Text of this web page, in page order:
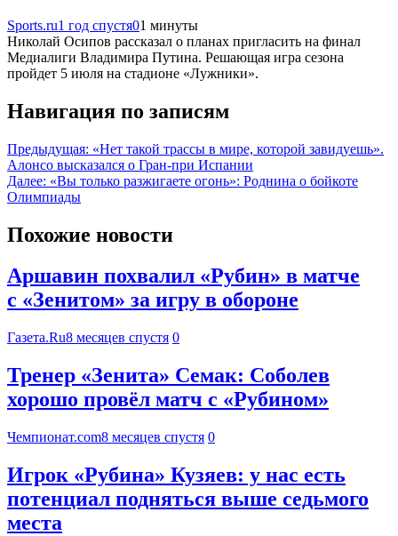
Sports.ru1 год спустя01 минуты
Николай Осипов рассказал о планах пригласить на финал
Медиалиги Владимира Путина. Решающая игра сезона
пройдет 5 июля на стадионе «Лужники».
Навигация по записям
Предыдущая: «Нет такой трассы в мире, которой завидуешь».
Алонсо высказался о Гран-при Испании
Далее: «Вы только разжигаете огонь»: Роднина о бойкоте
Олимпиады
Похожие новости
Аршавин похвалил «Рубин» в матче
с «Зенитом» за игру в обороне
Газета.Ru8 месяцев спустя 0
Тренер «Зенита» Семак: Соболев
хорошо провёл матч с «Рубином»
Чемпионат.com8 месяцев спустя 0
Игрок «Рубина» Кузяев: у нас есть
потенциал подняться выше седьмого
места